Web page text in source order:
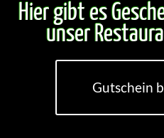
Hier gibt es
unser
Gutschein